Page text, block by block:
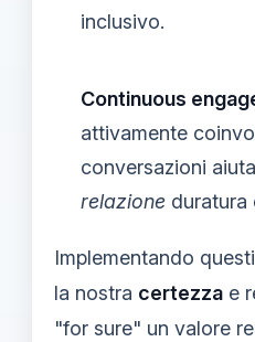
inclusivo.
Continuous
attivamente
conversazioni
relazione duratura
Implementando
la nostra certezza e
"for sure" un valore